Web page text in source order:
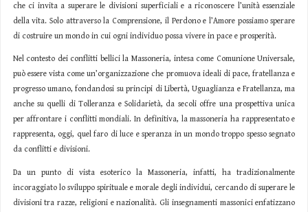
che ci invita a superare le divisioni superficiali e a riconoscere l’unità essenziale
della vita. Solo attraverso la Comprensione, il Perdono e l’Amore possiamo sperare
di costruire un mondo in cui ogni individuo possa vivere in pace e prosperità.
Nel contesto dei conflitti bellici la Massoneria, intesa come Comunione Universale,
può essere vista come un’organizzazione che promuova ideali di pace, fratellanza e
progresso umano, fondandosi su principi di Libertà, Uguaglianza e Fratellanza, ma
anche su quelli di Tolleranza e Solidarietà, da secoli offre una prospettiva unica
per affrontare i conflitti mondiali. In definitiva, la massoneria ha rappresentato e
rappresenta, oggi, quel faro di luce e speranza in un mondo troppo spesso segnato
da conflitti e divisioni.
Da un punto di vista esoterico la Massoneria, infatti, ha tradizionalmente
incoraggiato lo sviluppo spirituale e morale degli individui, cercando di superare le
divisioni tra razze, religioni e nazionalità. Gli insegnamenti massonici enfatizzano